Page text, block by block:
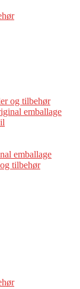
og tilbehør
emballage
emballage
tilbehør